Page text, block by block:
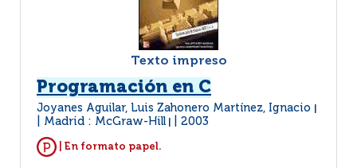
Texto impreso
Programación en C
Joyanes Aguilar, Luis Zahonero Martínez, Ignacio
Madrid : McGraw-Hill 2003
| En formato papel.